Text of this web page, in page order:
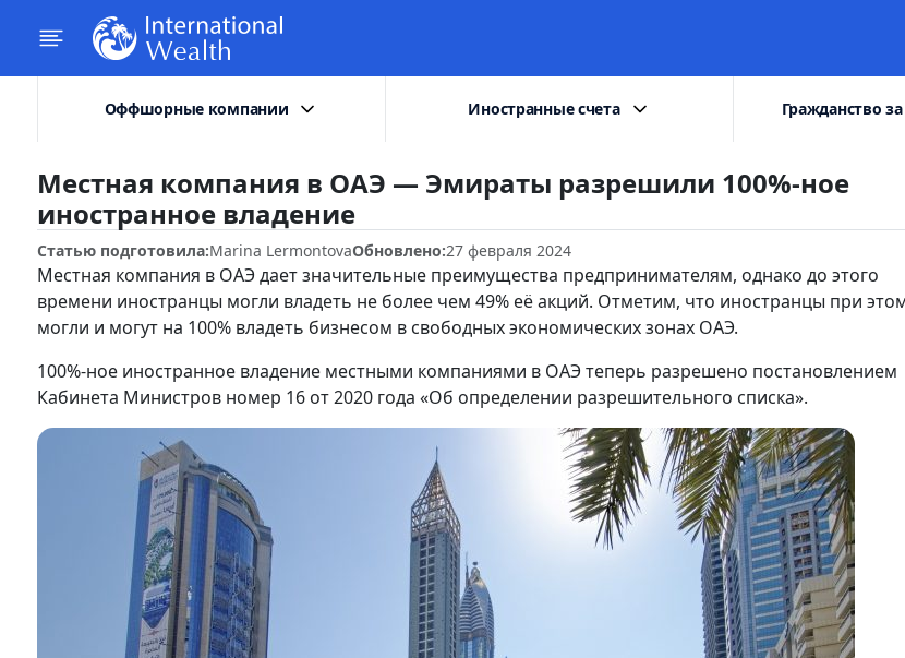
Оффшорные компании Иностранные счета Гражданство
Местная компания в ОАЭ — Эмираты разрешили 100%-ное
иностранное владение
Статью подготовила:Marina LermontovaОбновлено:27 февраля 2024
Местная компания в ОАЭ дает значительные преимущества предпринимателям, однако до этого
времени иностранцы могли владеть не более чем 49% её акций. Отметим, что иностранцы при
могли и могут на 100% владеть бизнесом в свободных экономических зонах ОАЭ.
100%-ное иностранное владение местными компаниями в ОАЭ теперь разрешено постановлением
Кабинета Министров номер 16 от 2020 года «Об определении разрешительного списка».